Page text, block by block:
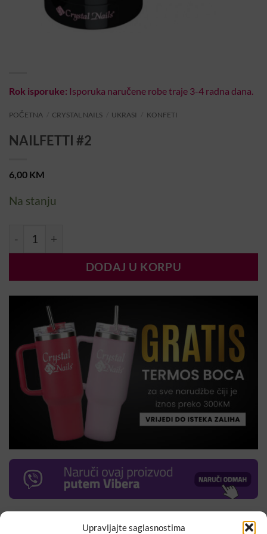
Upravljajte saglasnostima
Rok isporuke: Isporuka naručene robe traje 3-4 radna dana.
POČETNA CRYSTAL NAILS UKRASI KONFETI
NAILFETTI #2
6,00 KM
Na stanju
NAILFETTI #2 količina
DODAJ U KORPU
Nailfetti dekorativni ukrasi različite veličine, 4 kombinacije